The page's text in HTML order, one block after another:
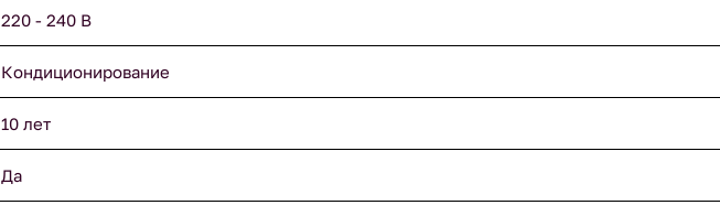
220 - 240 В
Кондиционирование
10 лет
Да